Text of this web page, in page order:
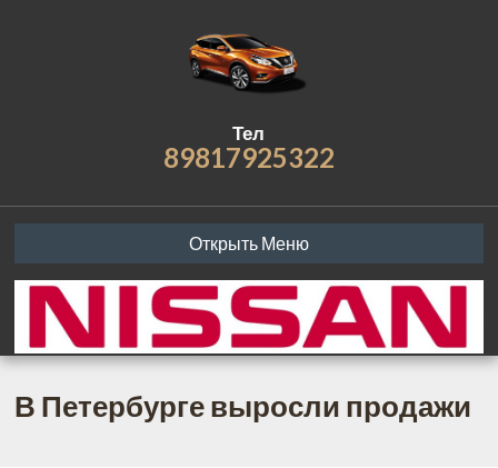
Тел
89817925322
Открыть Меню
В Петербурге выросли продажи